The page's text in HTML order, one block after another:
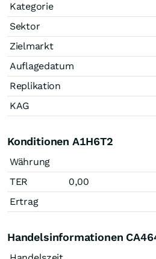
Kategorie
Sektor
Zielmarkt
Auflagedatum
Replikation
KAG
Konditionen A1H6T2
Währung
TER
0,00
Ertrag
Handelsinformationen